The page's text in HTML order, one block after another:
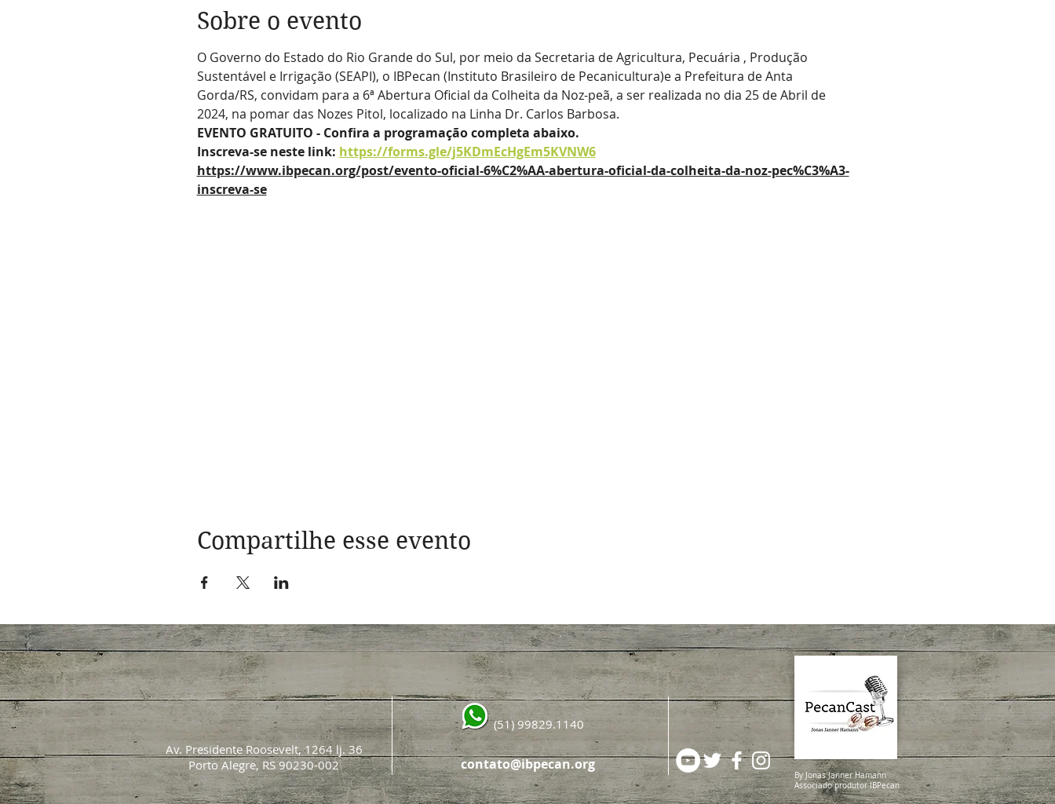
Sobre o evento
O Governo do Estado do Rio Grande do Sul, por meio da Secretaria de Agricultura, Pecuária , Produção
Sustentável e Irrigação (SEAPI), o IBPecan (Instituto Brasileiro de Pecanicultura)e a Prefeitura de Anta
Gorda/RS, convidam para a 6ª Abertura Oficial da Colheita da Noz-peã, a ser realizada no dia 25 de Abril de
2024, na pomar das Nozes Pitol, localizado na Linha Dr. Carlos Barbosa.
EVENTO GRATUITO - Confira a programação completa abaixo.
Inscreva-se neste link: https://forms.gle/j5KDmEcHgEm5KVNW6
https://www.ibpecan.org/post/evento-oficial-6%C2%AA-abertura-oficial-da-colheita-da-noz-pec%C3%A3-
inscreva-se
Compartilhe esse evento
Av. Presidente Roosevelt, 1264 lj. 36
Porto Alegre, RS 90230-002
(51) 99829.1140
By Jonas Janner Hamann
Associado produtor IBPecan
contato@ibpecan.org